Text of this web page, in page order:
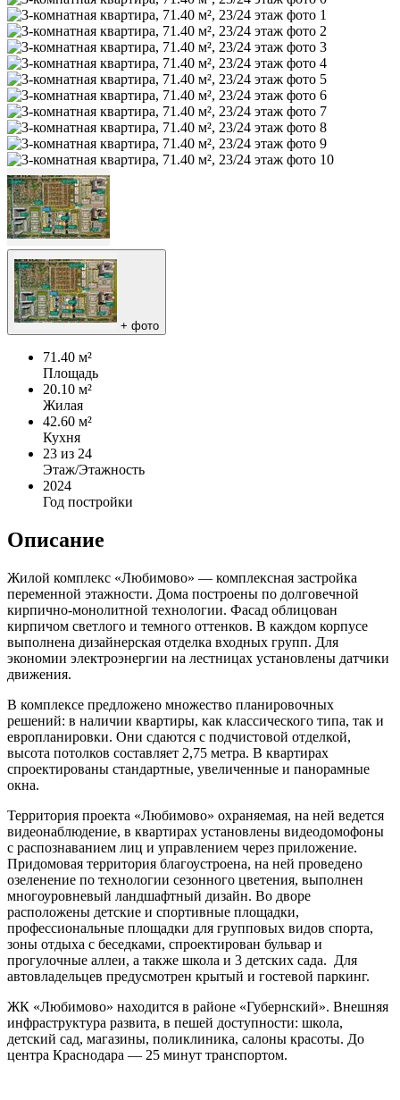
+ фото
71.40 м²
Площадь
20.10 м²
Жилая
42.60 м²
Кухня
23 из 24
Этаж/Этажность
2024
Год постройки
Описание
Жилой комплекс «Любимово» — комплексная застройка
переменной этажности. Дома построены по долговечной
кирпично-монолитной технологии. Фасад облицован
кирпичом светлого и темного оттенков. В каждом корпусе
выполнена дизайнерская отделка входных групп. Для
экономии электроэнергии на лестницах установлены датчики
движения.
В комплексе предложено множество планировочных
решений: в наличии квартиры, как классического типа, так и
европланировки. Они сдаются с подчистовой отделкой,
высота потолков составляет 2,75 метра. В квартирах
спроектированы стандартные, увеличенные и панорамные
окна.
Территория проекта «Любимово» охраняемая, на ней ведется
видеонаблюдение, в квартирах установлены видеодомофоны
с распознаванием лиц и управлением через приложение.
Придомовая территория благоустроена, на ней проведено
озеленение по технологии сезонного цветения, выполнен
многоуровневый ландшафтный дизайн. Во дворе
расположены детские и спортивные площадки,
профессиональные площадки для групповых видов спорта,
зоны отдыха с беседками, спроектирован бульвар и
прогулочные аллеи, а также школа и 3 детских сада. Для
автовладельцев предусмотрен крытый и гостевой паркинг.
ЖК «Любимово» находится в районе «Губернский». Внешняя
инфраструктура развита, в пешей доступности: школа,
детский сад, магазины, поликлиника, салоны красоты. До
центра Краснодара — 25 минут транспортом.